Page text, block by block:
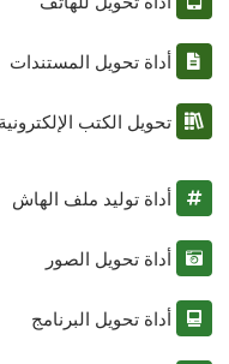
أداة تحويل المستندات
تحويل الكتب الإلكترونية
أداة توليد ملف الهاش
أداة تحويل الصور
أداة تحويل البرنامج